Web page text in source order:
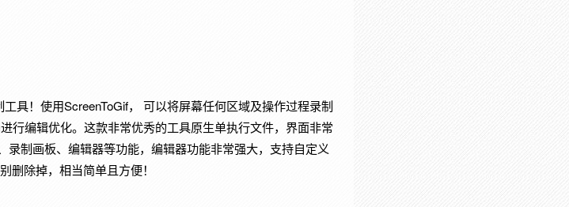
具！使用ScreenToGif， 可以将屏幕任何区域及操作过程录制
行编辑优化。这款非常优秀的工具原生单执行文件，界面非常
制画板、编辑器等功能，编辑器功能非常强大，支持自定义
删除掉，相当简单且方便！